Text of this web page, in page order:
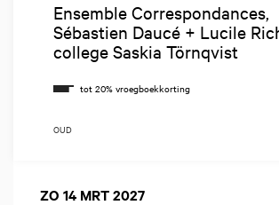
Ensemble Correspondances,
Sébastien Daucé + Lucile
college Saskia Törnqvist
OUD
ZO 14 MRT 2027